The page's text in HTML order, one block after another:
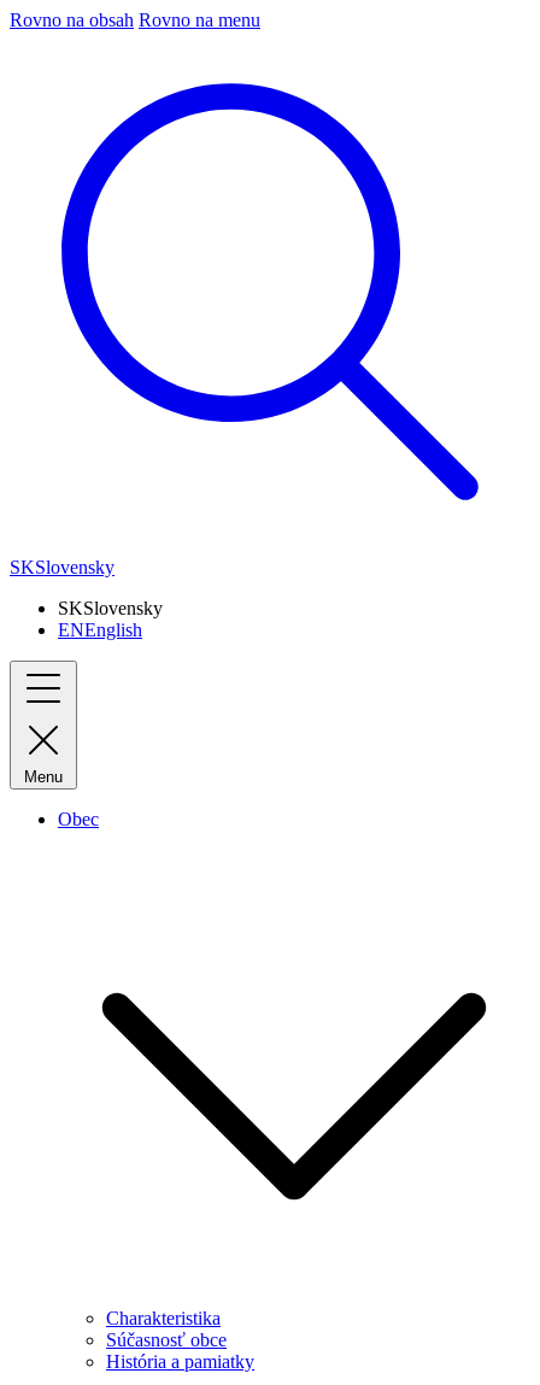
Rovno na obsah Rovno na menu
SKSlovensky
SKSlovensky
ENEnglish
Menu
Obec
Charakteristika
Súčasnosť obce
História a pamiatky